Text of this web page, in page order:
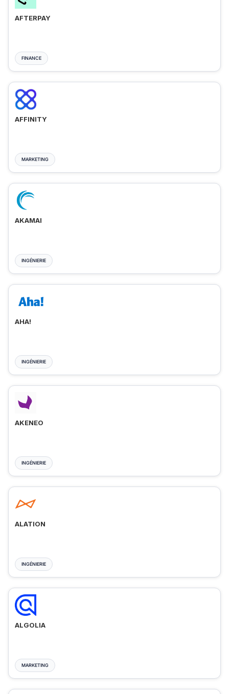
AFTERPAY
FINANCE
AFFINITY
MARKETING
AKAMAI
INGÉNIERIE
AHA!
INGÉNIERIE
AKENEO
INGÉNIERIE
ALATION
INGÉNIERIE
ALGOLIA
MARKETING